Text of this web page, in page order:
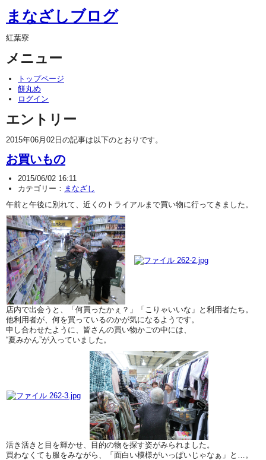
まなざしブログ
紅葉寮
メニュー
トップページ
餅丸め
ログイン
エントリー
2015年06月02日の記事は以下のとおりです。
お買いもの
2015/06/02 16:11
カテゴリー： まなざし
午前と午後に別れて、近くのトライアルまで買い物に行ってきました。
店内で出会うと、「何買ったかぇ？」「こりゃいいな」と利用者たち。
他利用者が、何を買っているのかが気になるようです。
申し合わせたように、皆さんの買い物かごの中には、
“夏みかん”が入っていました。
活き活きと目を輝かせ、目的の物を探す姿がみられました。
買わなくても服をみながら、「面白い模様がいっぱいじゃなぁ」と…。